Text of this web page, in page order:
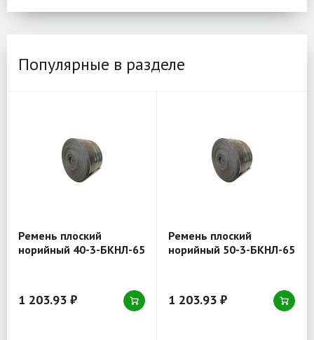
Популярные в разделе
Ремень плоский
норийный 40-3-БКНЛ-65
1 203.93 ₽
Ремень плоский
норийный 50-3-БКНЛ-65
1 203.93 ₽